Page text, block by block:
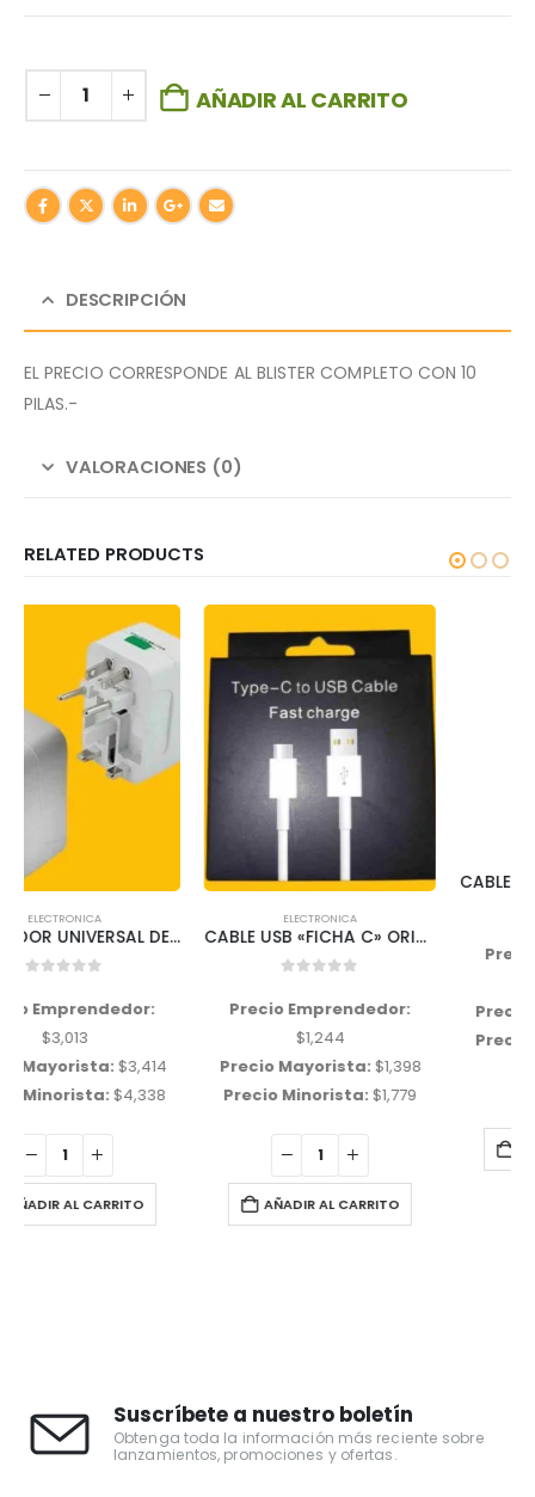
AÑADIR AL CARRITO
DESCRIPCIÓN
EL PRECIO CORRESPONDE AL BLISTER COMPLETO CON 10
PILAS.-
VALORACIONES (0)
RELATED PRODUCTS
CABLE USB «FICHA C» ORIGINAL BLANCO FAST CHARGE
Precio Emprendedor:
Precio Mayorista:
1,398
Precio Minorista:
1,779
AÑADIR AL CARRITO
CABLE USB ONLY FICHA C 3.1 MOD 029-34
0out of 5
Precio Emprendedor:
Precio Mayorista:
1,883
Precio Minorista:
2,354
AÑADIR AL CARRITO
Suscríbete a nuestro boletín
Obtenga toda la información más reciente sobre
lanzamientos, promociones y ofertas.